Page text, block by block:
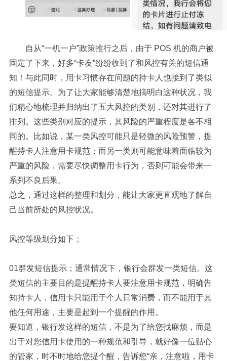
自从“一机一户”政策推行之后，由于 POS 机的商户被
固定了下来，好多“卡友”纷纷收到了和风控有关的短信通
知！与此同时，用卡习惯存在问题的持卡人也接到了类似
的短信提示。为了让大家能够清楚地搞明白这种状况，我
们精心地梳理并归纳出了五大风控的类别，还对其进行了
排列。这些类别对应的提示，其风险的严重程度是各不相
同的。比如说，某一类风控可能只是轻微的风险预警，提
醒持卡人注意用卡规范；而另一类则可能意味着面临较为
严重的风险，需要尽快调整用卡行为，否则可能会带来一
系列不良后果。
总之，通过这样的整理和划分，能让大家更直观地了解自
己当前所处的风控状况。
风控等级划分如下；
01群发短信提示；通常情况下，银行会群发一类短信。这
类短信的主要目的是提醒持卡人要注意用卡规范，明确告
知持卡人，信用卡只能用于个人日常消费，而不能用于其
他任何用途，主要是起到一个提醒的作用。
要知道，银行发这样的短信，不是为了给您找麻烦，而是
出于对您信用卡使用的一种规范和引导，就好像一位贴心
的管家，时不时地给您提个醒，告诉您“亲，注意啦，用卡